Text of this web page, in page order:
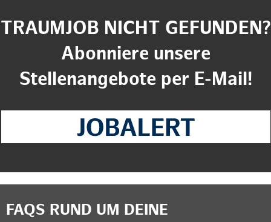
TRAUMJOB NICHT GEFUNDEN?
Abonniere unsere
Stellenangebote per E-Mail!
FAQS RUND UM DEINE